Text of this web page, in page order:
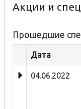
Акции и
Прошедшие
Дата
04.06.2022